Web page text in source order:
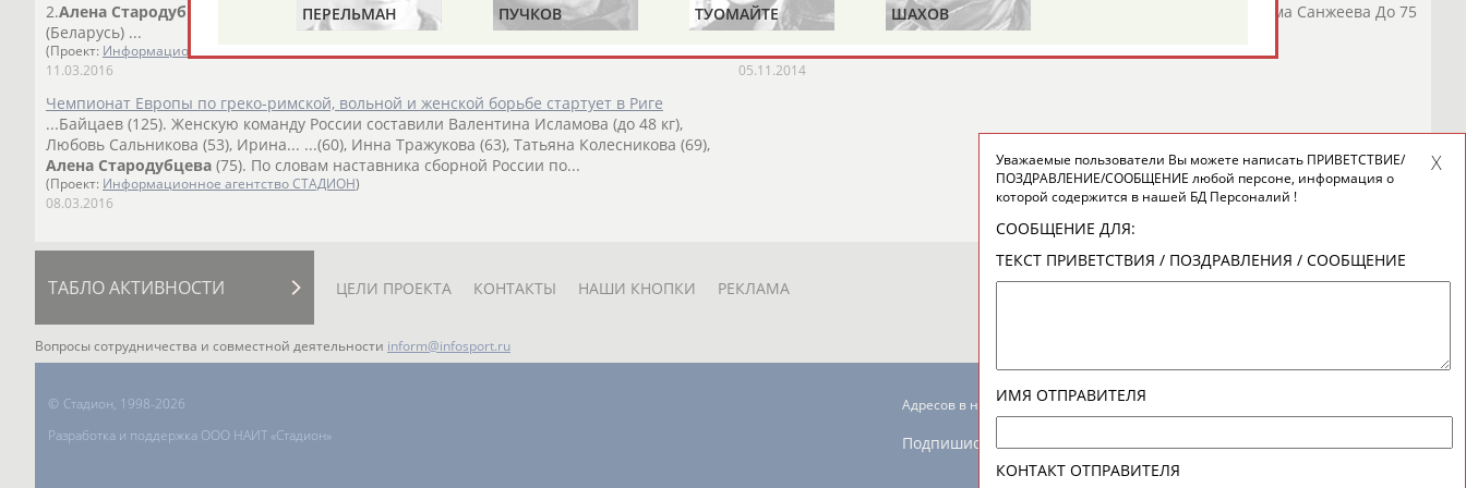
2.Алена Стародубцева
(Россия) 3.Алла Черкасова (Украина) и Василиса Марзалюк
(Беларусь) ...
(Проект: Информационное агентство СТАДИОН
11.03.2016
Чемпионат Европы по греко-римской, вольной и женской борьбе стартует в Риге
...Байцаев (125). Женскую команду России составили Валентина Исламова (до 48 кг),
Любовь Сальникова (53), Ирина... ...(60), Инна Тражукова (63), Татьяна Колесникова (69),
Алена Стародубцева (75). По словам наставника сборной России по...
(Проект: Информационное агентство СТАДИОН)
08.03.2016
...1) До 69 кг Наталья Воробьева (Олимпийская чемпионка-2012), Дарима Санжеева До 75
кгАлена Стародубцева, Татьяна Морозова ...
05.11.2014
ТАБЛО АКТИВНОСТИ ЦЕЛИ ПРОЕКТА КОНТАКТЫ НАШИ КНОПКИ РЕКЛАМА
Вопросы сотрудничества и совместной деятельности inform@infosport.ru
© Стадион, 1998-2026
Разработка и поддержка ООО НАИТ «Стадион»
Адресов в новостной рассылке: 996
Подпишись
ПЕРЕЛЬМАН
(ПЕРЛЬМАН)
ПУЧКОВ
ТУОМАЙТЕ
ШАХОВ
Уважаемые пользователи Вы можете написать ПРИВЕТСТВИЕ/
ПОЗДРАВЛЕНИЕ/СООБЩЕНИЕ любой персоне, информация о
которой содержится в нашей БД Персоналий !
СООБЩЕНИЕ ДЛЯ:
ТЕКСТ ПРИВЕТСТВИЯ / ПОЗДРАВЛЕНИЯ / СООБЩЕНИЕ
ИМЯ ОТПРАВИТЕЛЯ
КОНТАКТ ОТПРАВИТЕЛЯ